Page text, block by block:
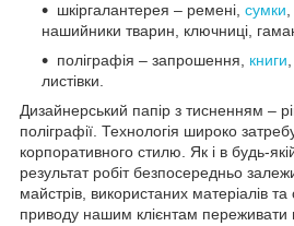
шкіргалантерея – ремені, сумки
нашийники тварин, ключниці,
поліграфія – запрошення, книги
листівки.
Дизайнерський папір з тисненням –
поліграфії. Технологія широко
корпоративного стилю. Як і в будь-
результат робіт безпосередньо
майстрів, використаних матеріалів
приводу нашим клієнтам переживати